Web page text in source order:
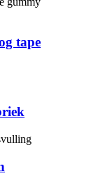
tape